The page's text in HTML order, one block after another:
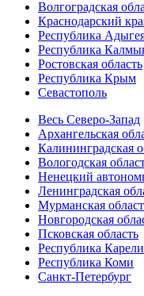
Волгоградская
Краснодарский
Республика
Республика
Ростовская область
Республика Крым
Севастополь
Весь Северо-Запад
Архангельская
Калининградская
Вологодская
Ненецкий
Ленинградская
Мурманская
Новгородская
Псковская область
Республика
Республика Коми
Санкт-Петербург